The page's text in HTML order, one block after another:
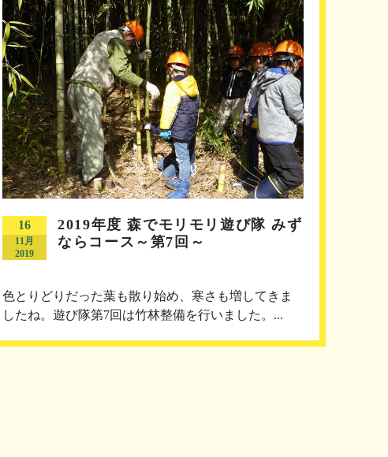
16
11月
2019
2019年度 森でモリモリ遊び隊 みず
ならコース～第7回～
色とりどりだった葉も散り始め、寒さも増してきま
したね。遊び隊第7回は竹林整備を行いました。...